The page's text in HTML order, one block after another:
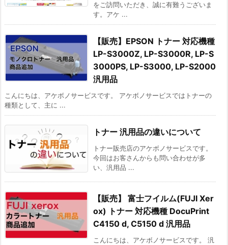
をご訪問いただき、誠に有難うございま
す。アケ ...
【販売】EPSON トナー 対応機種
LP-S3000Z, LP-S3000R, LP-S
3000PS, LP-S3000, LP-S2000
汎用品
こんにちは、アケボノサービスです。 アケボノサービスではトナーの
種類として、主に ...
トナー 汎用品の違いについて
トナー販売店のアケボノサービスです。
今回はお客さんからも問い合わせが多
い、汎用品 ...
【販売】 富士フイルム(FUJI Xer
ox) トナー 対応機種 DocuPrint
C4150 d, C5150 d 汎用品
こんにちは、アケボノサービスです。 汎